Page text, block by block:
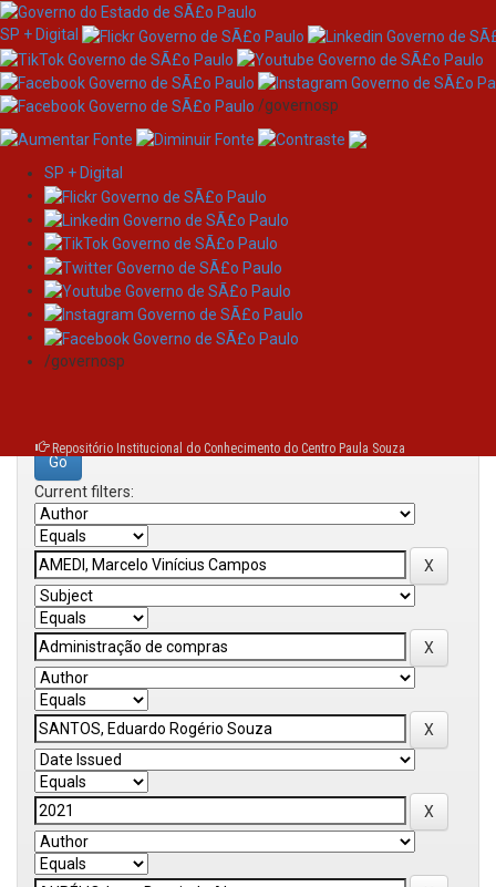
Skip
navigation
SP + Digital
/governosp
SP + Digital
/governosp
Repositório Institucional do Conhecimento do Centro Paula Souza
Search
Search:
Current filters: